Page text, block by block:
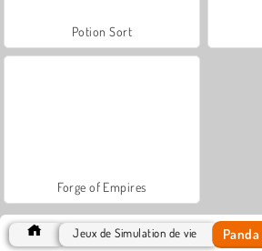
Potion Sort
Forge of Empires
Jeux de Simulation de vie